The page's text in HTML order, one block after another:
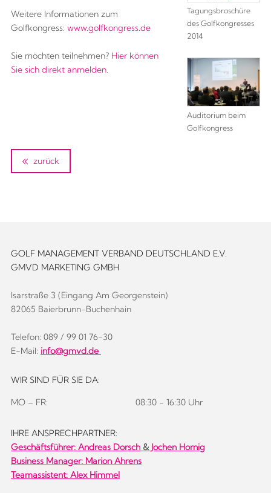
Weitere Informationen zum
Golfkongress: www.golfkongress.de
Sie möchten teilnehmen? Hier können
Sie sich direkt anmelden.
Tagungsbroschüre
des Golfkongresses
2014
Auditorium beim
Golfkongress
zurück
GOLF MANAGEMENT VERBAND DEUTSCHLAND E.V.
GMVD MARKETING GMBH
Isarstraße 3 (Eingang Am Georgenstein)
82065 Baierbrunn-Buchenhain
Telefon: 089 / 99 01 76-30
E-Mail: info@gmvd.de
WIR SIND FÜR SIE DA:
MO – FR: 08:30 - 16:30 Uhr
IHRE ANSPRECHPARTNER:
Geschäftsführer: Andreas Dorsch& Jochen Hornig
Business Manager: Marion Ahrens
Teamassistent: Alex Himmel